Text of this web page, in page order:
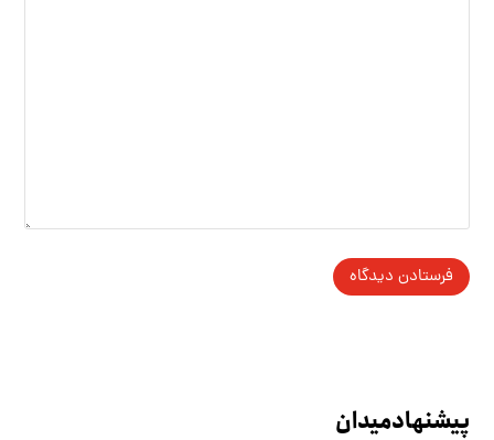
پیشنهاد میدان